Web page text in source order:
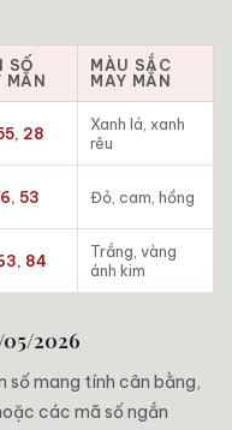
SỐ
MẮN
MÀU SẮC
MAY MẮN
28
Xanh lá, xanh
rêu
53 Đỏ, cam, hồng
84
Trắng, vàng
ánh kim
2026
số mang tính cân bằng,
các mã số ngắn